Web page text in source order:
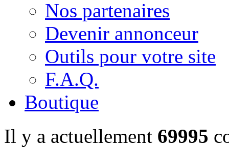
Nos partenaires
Devenir annonceur
Outils pour votre site
F.A.Q.
Boutique
Il y a actuellement 69995